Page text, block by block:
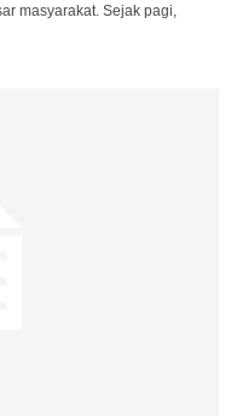
masyarakat. Sejak pagi,